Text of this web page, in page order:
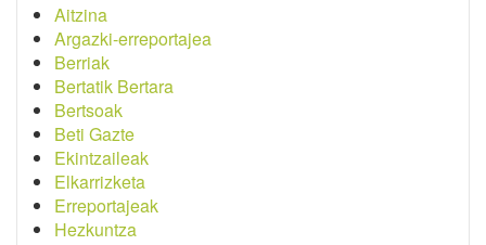
Aitzina
Argazki-erreportajea
Berriak
Bertatik Bertara
Bertsoak
Beti Gazte
Ekintzaileak
Elkarrizketa
Erreportajeak
Hezkuntza